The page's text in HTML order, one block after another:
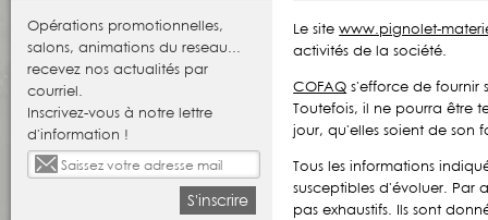
Le sitewww.pignolet-
activités de la société.
COFAQ s'efforce de fournir
Toutefois, il ne pourra être
jour, qu'elles soient de son
Tous les informations
susceptibles d'évoluer. Par
pas exhaustifs. Ils sont
Opérations promotionnelles,
salons, animations du reseau...
recevez nos actualités par
courriel.
Inscrivez-vous à notre lettre
d'information !
S'inscrire